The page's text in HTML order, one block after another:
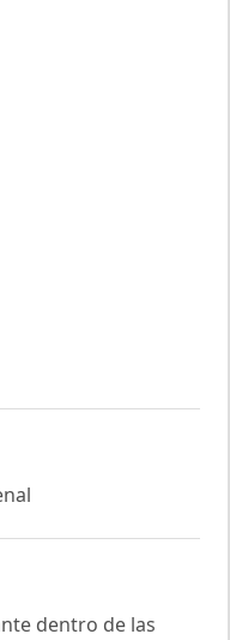
dentro de las